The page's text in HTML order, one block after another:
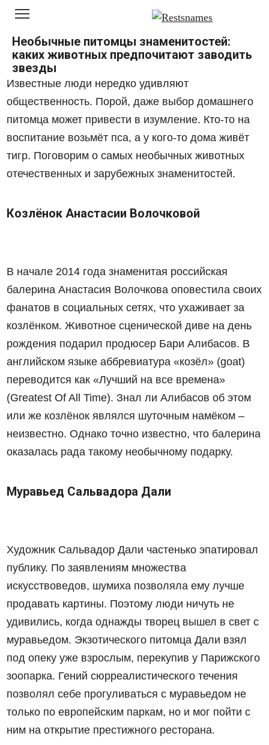
Перейти
контенту
Необычные питомцы знаменитостей:
каких животных предпочитают заводить
звезды
Известные люди нередко удивляют
общественность. Порой, даже выбор домашнего
питомца может привести в изумление. Кто-то на
воспитание возьмёт пса, а у кого-то дома живёт
тигр. Поговорим о самых необычных животных
отечественных и зарубежных знаменитостей.
Козлёнок Анастасии Волочковой
В начале 2014 годазнаменитая российская
балерина Анастасия Волочкова оповестила своих
фанатов в социальных сетях, что ухаживает за
козлёнком. Животное сценической диве на день
рождения подарил продюсер Бари Алибасов. В
английском языке аббревиатура «козёл» (goat)
переводится как «Лучший на все времена»
(Greatest Of All Time). Знал ли Алибасов об этом
или же козлёнок являлся шуточным намёком –
неизвестно. Однако точно известно, что балерина
оказалась рада такому необычному подарку.
Муравьед Сальвадора Дали
Художник Сальвадор Дали частенько эпатировал
публику. По заявлениям множества
искусствоведов, шумиха позволяла ему лучше
продавать картины. Поэтому люди ничуть не
удивились, когда однажды творец вышел в свет с
муравьедом. Экзотического питомца Дали взял
под опеку уже взрослым, перекупив у Парижского
зоопарка. Гений сюрреалистического течения
позволял себе прогуливаться с муравьедом не
только поевропейским паркам, но и мог пойти с
ним на открытие престижного ресторана.